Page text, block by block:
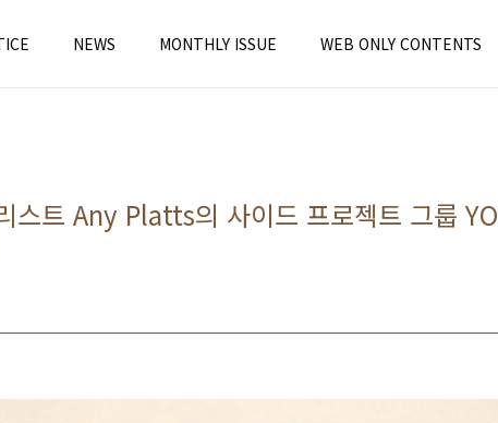
NEWS MONTHLY ISSUE WEB ONLY CONTENTS
스트 Any Platts의 사이드 프로젝트 그룹